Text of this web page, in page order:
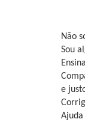
Não
Sou
e